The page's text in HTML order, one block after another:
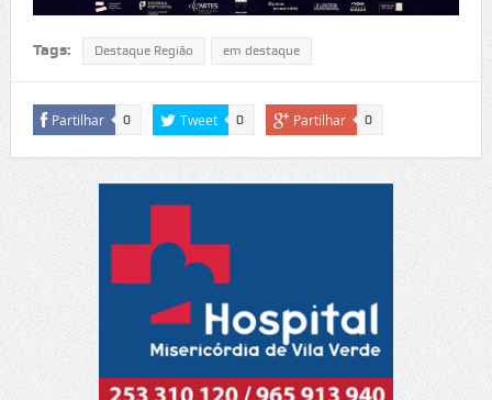
Tags: Destaque Região em destaque
Partilhar 0 Tweet 0 Partilhar 0